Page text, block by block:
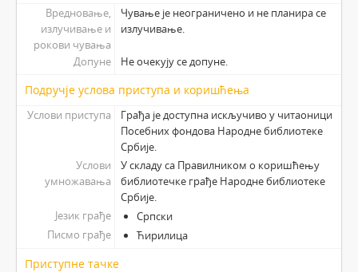
Вредновање,
излучивање и
рокови чувања
Чување је неограничено и не планира се
излучивање.
Допуне Не очекују се допуне.
Подручје услова приступа и коришћења
Услови приступа
Грађа је доступна искључиво у читаоници
Посебних фондова Народне библиотеке
Србије.
Услови
умножавања
У складу са Правилником о коришћењу
библиотечке грађе Народне библиотеке
Србије.
Језик грађе
Српски
Писмо грађе
Ћирилица
Приступне тачке